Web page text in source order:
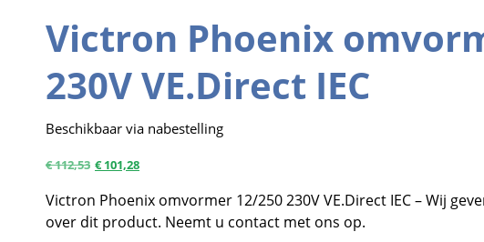
Victron Phoenix
230V VE.Direct IEC
Beschikbaar via nabestelling
€112,53 €101,28
Victron Phoenix omvormer 12/250 230V VE.Direct IEC – Wij
over dit product. Neemt u contact met ons op.